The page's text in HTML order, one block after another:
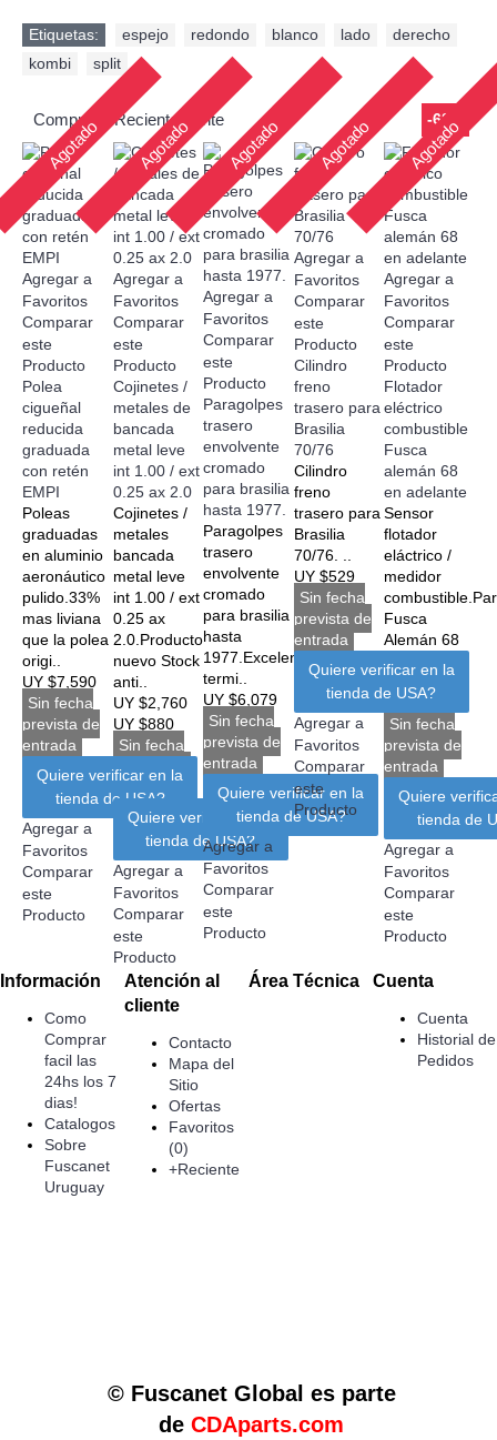
Etiquetas: espejo redondo blanco lado derecho
kombi
split
Comprado Recientemente
Agotado
Agregar a
Favoritos
Comparar
este
Producto
Polea
cigueñal
reducida
graduada
con retén
EMPI
Poleas
graduadas
en aluminio
aeronáutico
pulido.33%
mas liviana
que la polea
origi..
UY $7,590
Sin fecha
prevista de
entrada
Quiere verificar en la
tienda de USA?
Agregar a
Favoritos
Comparar
este
Producto
-68%
Agotado
Agregar a
Favoritos
Comparar
este
Producto
Cojinetes /
metales de
bancada
metal leve
int 1.00 / ext
0.25 ax 2.0
Cojinetes /
metales
bancada
metal leve
int 1.00 / ext
0.25 ax
2.0.Producto
nuevo Stock
anti..
UY $2,760
UY $880
Sin fecha
prevista de
entrada
Quiere verificar en la
tienda de USA?
Agregar a
Favoritos
Comparar
este
Producto
Agotado
Agregar a
Favoritos
Comparar
este
Producto
Paragolpes
trasero
envolvente
cromado
para brasilia
hasta 1977.
Paragolpes
trasero
envolvente
cromado
para brasilia
hasta
1977.Excelentes
termi..
UY $6,079
Sin fecha
prevista de
entrada
Quiere verificar en la
tienda de USA?
Agregar a
Favoritos
Comparar
este
Producto
Agotado
Agregar a
Favoritos
Comparar
este
Producto
Cilindro
freno
trasero para
Brasilia
70/76
Cilindro
freno
trasero para
Brasilia
70/76. ..
UY $529
Sin fecha
prevista de
entrada
Quiere verificar en la
tienda de USA?
Agregar a
Favoritos
Comparar
este
Producto
Agotado
Agregar a
Favoritos
Comparar
este
Producto
Flotador
eléctrico
combustible
Fusca
alemán 68
en adelante
Sensor
flotador
eláctrico /
medidor
Fusca
Alemán 68
en
adelante.V..
UY $3,956
Sin fecha
prevista de
entrada
Quiere
tienda de
Agregar a
Favoritos
Comparar
este
Producto
Información
Como
Comprar
facil las
24hs los 7
dias!
Catalogos
Sobre
Fuscanet
Uruguay
Atención al
cliente
Contacto
Mapa del
Sitio
Ofertas
Favoritos
(0)
+Reciente
Área Técnica Cuenta
Cuenta
Historial de
Pedidos
© Fuscanet Global es parte
de CDAparts.com